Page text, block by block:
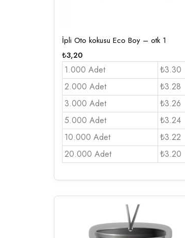
İpli Oto kokusu Eco Boy – otk 1
₺3,20
1.000 Adet
₺3.30
2.000 Adet
₺3.28
3.000 Adet
₺3.26
5.000 Adet
₺3.24
10.000 Adet
₺3.22
20.000 Adet
₺3.20